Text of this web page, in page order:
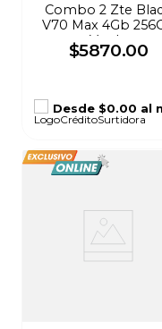
Combo 2 Zte
V70 Max 4Gb
Verde
$5870.00
Desde$0.00 al